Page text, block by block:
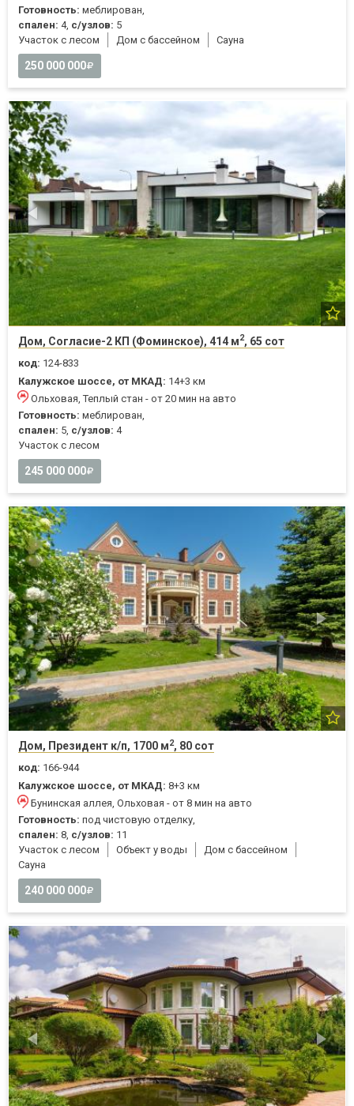
Готовность: меблирован,
спален: 4, с/узлов: 5
Участок с лесом
Дом с бассейном Cауна
250 000 000
Дом, Согласие-2 КП (Фоминское), 414 м2, 65 сот
код: 124-833
Калужское шоссе, от МКАД: 14+3 км
Ольховая, Теплый стан - от 20 мин на авто
Готовность: меблирован,
спален: 5, с/узлов: 4
Участок с лесом
245 000 000
Дом, Президент к/п, 1700 м2, 80 сот
код: 166-944
Калужское шоссе, от МКАД: 8+3 км
Бунинская аллея, Ольховая - от 8 мин на авто
Готовность: под чистовую отделку,
спален: 8, с/узлов: 11
Участок с лесом
Объект у воды
Дом с бассейном
Cауна
240 000 000